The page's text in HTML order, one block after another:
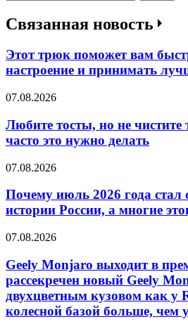
Связанная новость
Этот трюк поможет вам
настроение и принимать
07.08.2026
Любите тосты, но не чистите
часто это нужно делать
07.08.2026
Почему июль 2026 года
истории России, а многие
07.08.2026
Geely Monjaro выходит в
рассекречен новый Geely
двухцветным кузовом как у
колесной базой больше, чем